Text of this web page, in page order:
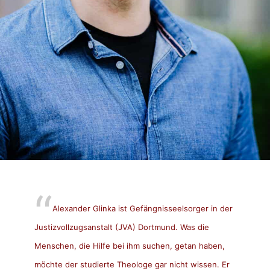
Alexander Glinka ist Gefängnisseelsorger in der
Justizvollzugsanstalt (JVA) Dortmund. Was die
Menschen, die Hilfe bei ihm suchen, getan haben,
möchte der studierte Theologe gar nicht wissen. Er